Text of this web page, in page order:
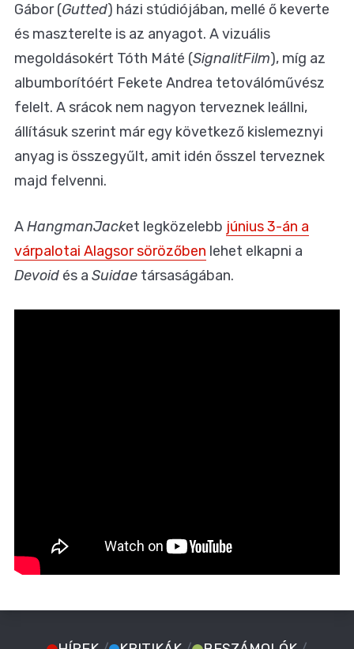
Gábor (Gutted) házi stúdiójában, mellé ő keverte
és maszterelte is az anyagot. A vizuális
megoldásokért Tóth Máté (SignalitFilm), míg az
albumborítóért Fekete Andrea tetoválóművész
felelt. A srácok nem nagyon terveznek leállni,
állításuk szerint már egy következő kislemeznyi
anyag is összegyűlt, amit idén ősszel terveznek
majd felvenni.
AHangmanJacket legközelebb június 3-án a
várpalotai Alagsor sörözőben lehet elkapni a
Devoid és a Suidae társaságában.